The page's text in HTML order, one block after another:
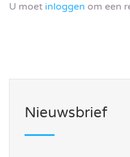
U moet inloggen om een
Nieuwsbrief